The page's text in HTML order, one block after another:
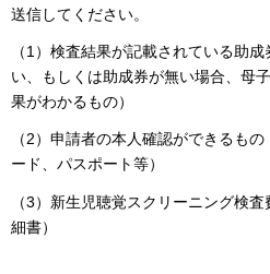
送信してください。
（1）検査結果が記載されている助
い、もしくは助成券が無い場合、母
果がわかるもの）
（2）申請者の本人確認ができるも
ード、パスポート等）
（3）新生児聴覚スクリーニング検
細書）